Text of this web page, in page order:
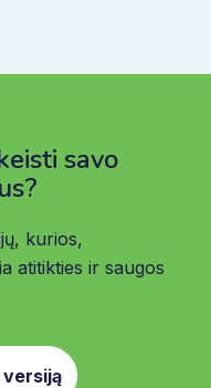
savo
kurios,
atitikties ir saugos